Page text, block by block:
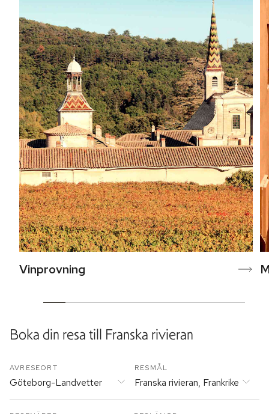
Vinprovning
Boka din resa till Franska rivieran
AVRESEORT
Göteborg-Landvetter
RESMÅL
Franska rivieran, Frankrike